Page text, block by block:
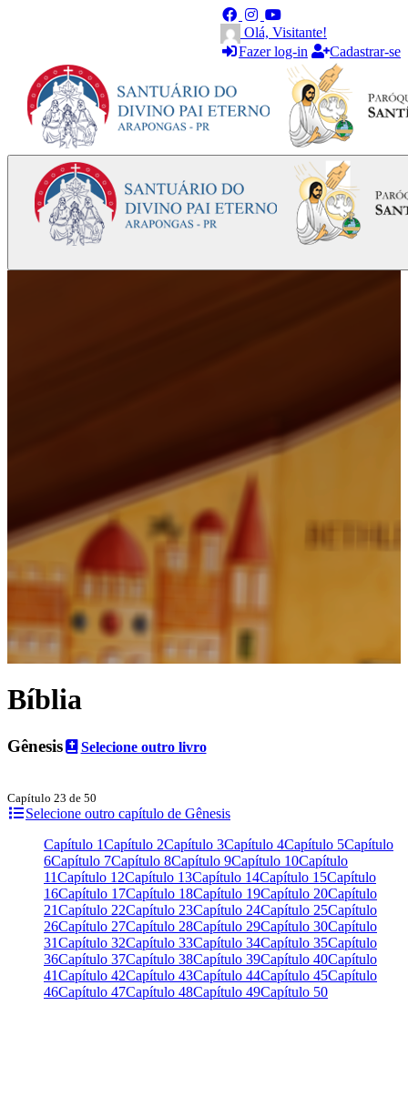
Olá, Visitante!
Fazer log-in
Cadastrar-se
Bíblia
Gênesis Selecione outro livro
Capítulo 23 de 50
Selecione outro capítulo de Gênesis
Capítulo 1Capítulo 2Capítulo 3Capítulo 4Capítulo 5Capítulo
6Capítulo 7Capítulo 8Capítulo 9Capítulo 10Capítulo
11Capítulo 12Capítulo 13Capítulo 14Capítulo 15Capítulo
16Capítulo 17Capítulo 18Capítulo 19Capítulo 20Capítulo
21Capítulo 22Capítulo 23Capítulo 24Capítulo 25Capítulo
26Capítulo 27Capítulo 28Capítulo 29Capítulo 30Capítulo
31Capítulo 32Capítulo 33Capítulo 34Capítulo 35Capítulo
36Capítulo 37Capítulo 38Capítulo 39Capítulo 40Capítulo
41Capítulo 42Capítulo 43Capítulo 44Capítulo 45Capítulo
46Capítulo 47Capítulo 48Capítulo 49Capítulo 50